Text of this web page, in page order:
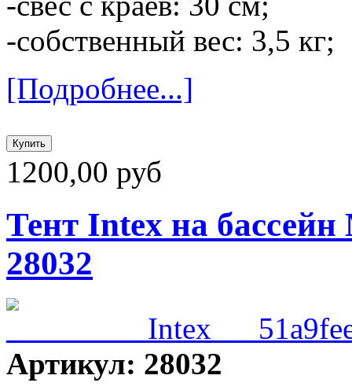
-собственный вес: 3,5 кг;
[Подробнее...]
1200,00 руб
Тент Intex на
28032
Артикул: 28032